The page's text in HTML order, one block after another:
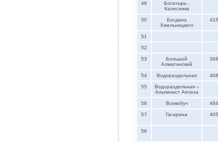
49
Богатырь -
Калесника
50
Богдана
Хмельницкого
51
52
53
Большой
Алматинский
54 Водораздельная
55
Водораздельная –
Альпинист Актюза
56 Всевобуч
57 Гагарина
58